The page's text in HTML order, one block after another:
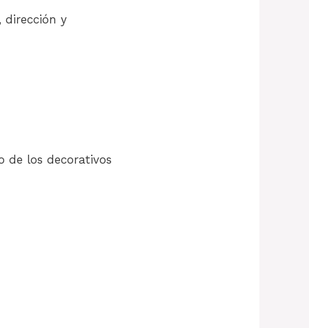
dirección y
de los decorativos